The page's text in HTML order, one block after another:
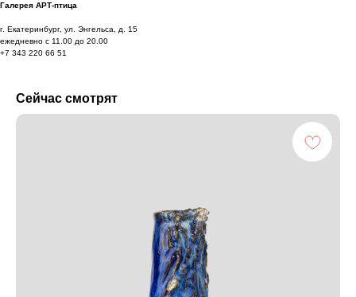
Галерея АРТ-птица
г. Екатеринбург, ул. Энгельса, д. 15
ежедневно с 11.00 до 20.00
+7 343 220 66 51
Сейчас смотрят